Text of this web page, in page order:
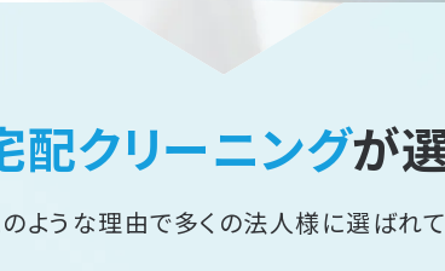
配クリーニングが
ような理由で多くの法人様に選ばれ